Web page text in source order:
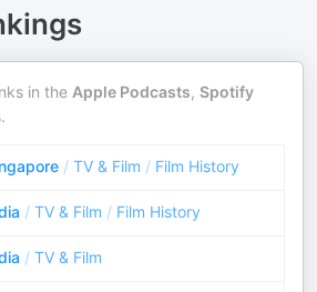
in the Apple Podcasts, Spotify
/ TV & Film / Film History
/ TV & Film / Film History
/ TV & Film